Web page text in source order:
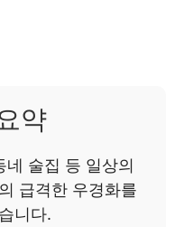
약
네 술집 등 일상의
급격한 우경화를
니다.